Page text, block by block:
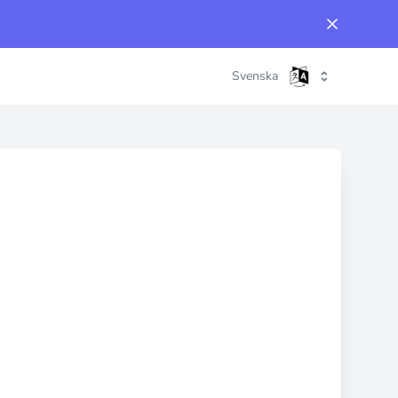
Svenska